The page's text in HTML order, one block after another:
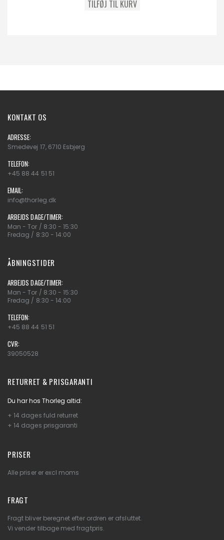
KONTAKT OS
ADRESSE:
Smedevej 17, 6710 Esbjerg
TELEFON:
+45 88 44 51 51
EMAIL:
info@thorleg.dk
ARBEJDS DAGE/TIMER:
Man - Tor / 8:30 - 15:30
Fredag / 8:30 - 14:00
ÅBNINGSTIDER
ARBEJDS DAGE/TIMER:
Man - Tor / 8:30 - 15:30
Fredag / 8:30 - 14:00
TELEFON:
+45 88 44 51 51
CVR:
39050528
RETURRET & PRISGARANTI
Du har hos Thorleg altid:
+ 14 dages fuld returret
+ 14 dages prisgaranti
PRISER
Alle priser er excl moms
FRAGT
Fragt bliver beregnet efter ordren er afsluttet.
Vi vender tilbage med fragtpris.